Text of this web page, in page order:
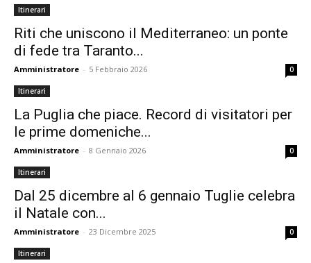
Itinerari
Riti che uniscono il Mediterraneo: un ponte
di fede tra Taranto...
Amministratore - 5 Febbraio 2026 0
Itinerari
La Puglia che piace. Record di visitatori per
le prime domeniche...
Amministratore - 8 Gennaio 2026 0
Itinerari
Dal 25 dicembre al 6 gennaio Tuglie celebra
il Natale con...
Amministratore - 23 Dicembre 2025 0
Itinerari